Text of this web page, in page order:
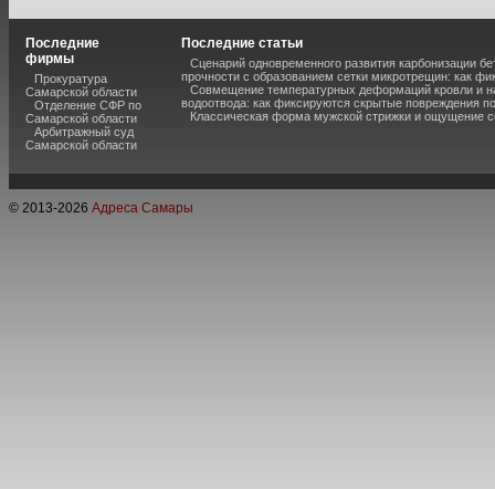
Последние
фирмы
Прокуратура
Самарской области
Отделение СФР по
Самарской области
Арбитражный суд
Самарской области
Последние статьи
Сценарий одновременного развития карбонизации
прочности с образованием сетки микротрещин: как
Совмещение температурных деформаций кровли и
водоотвода: как фиксируются скрытые повреждения
Классическая форма мужской стрижки и ощущение
© 2013-2026 Адреса Самары